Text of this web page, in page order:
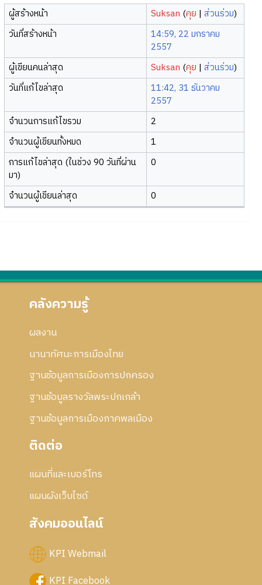
ผู้สร้างหน้า Suksan (คุย |ส่วนร่วม)
วันที่สร้างหน้า
14:59, 22 มกราคม
2557
ผู้เขียนคนล่าสุด
Suksan (คุย |ส่วนร่วม)
วันที่แก้ไขล่าสุด
11:42, 31 ธันวาคม
2557
จำนวนการแก้ไขรวม
2
จำนวนผู้เขียนทั้งหมด
1
การแก้ไขล่าสุด (ในช่วง 90 วันที่ผ่าน
มา)
0
จำนวนผู้เขียนล่าสุด 0
คลังความรู้
ผลงาน
นานาทัศนะการเมืองไทย
ฐานข้อมูลการเมืองการปกครอง
ฐานข้อมูลรางวัลพระปกเกล้า
ฐานข้อมูลการเมืองภาคพลเมือง
ติดต่อ
แผนที่และเบอร์โทร
แผนผังเว็บไซด์
สังคมออนไลน์
KPI Webmail
KPI Facebook